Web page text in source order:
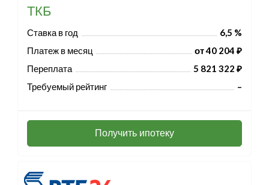
ТКБ
Ставка в год
6,5 %
Платеж в месяц
от 40 204 ₽
Переплата
5 821 322 ₽
Требуемый рейтинг
–
Получить ипотеку